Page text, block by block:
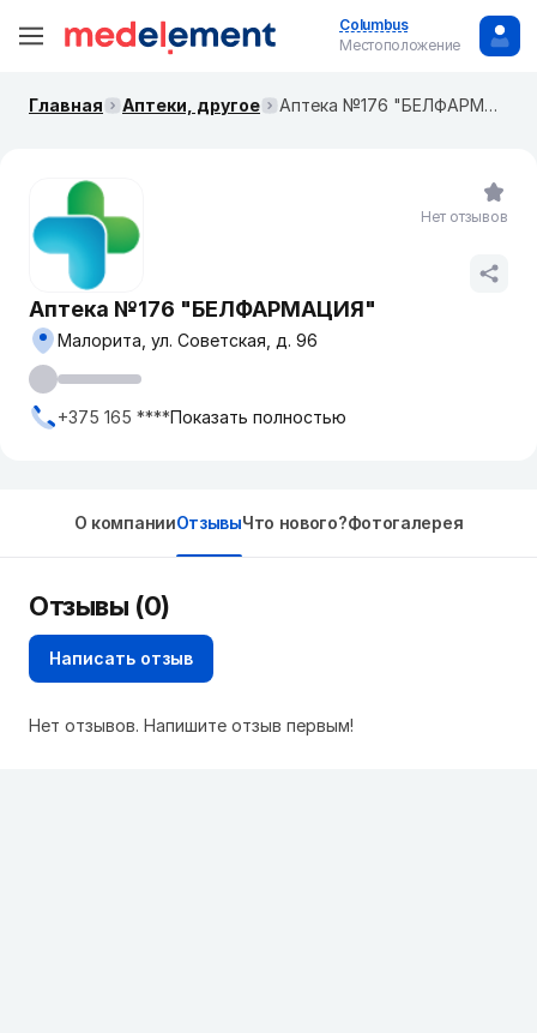
Columbus
Местоположение
Главная Аптеки, другое Аптека №176 "БЕЛФАРМАЦИЯ"
Аптека №176 "БЕЛФАРМАЦИЯ"
Малорита, ул. Советская, д. 96
+375 165 ****Показать полностью
Нет отзывов
О компанииОтзывыЧто нового?Фотогалерея
Отзывы (0)
Написать отзыв
Нет отзывов. Напишите отзыв первым!